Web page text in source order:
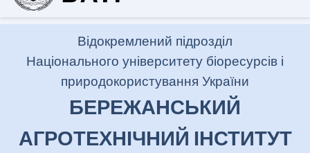
Відокремлений підрозділ
Національного університету біоресурсів і
природокористування України
БЕРЕЖАНСЬКИЙ
АГРОТЕХНІЧНИЙ ІНСТИТУТ